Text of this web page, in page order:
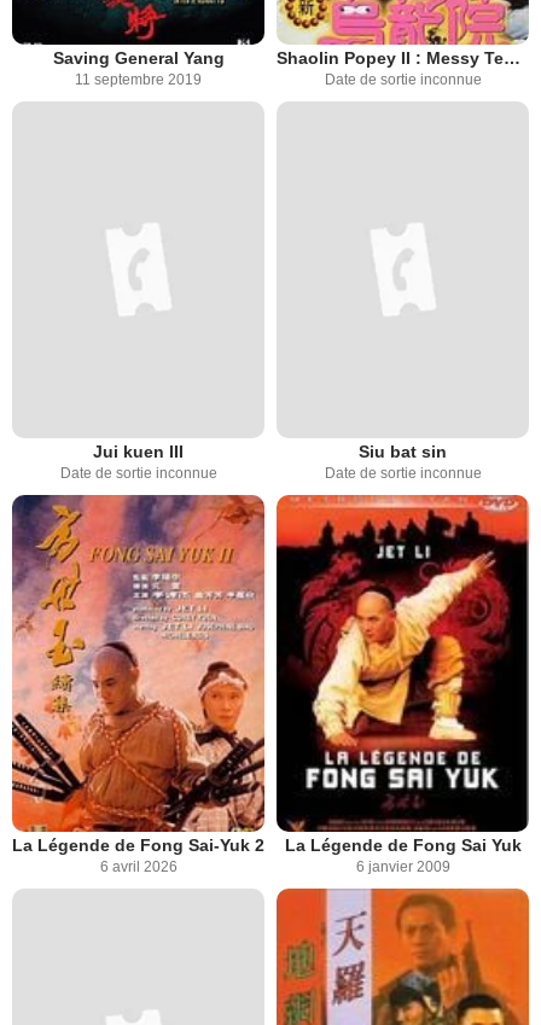
Saving General Yang
11 septembre 2019
Shaolin Popey II : Messy Temple
Date de sortie inconnue
Jui kuen III
Date de sortie inconnue
Siu bat sin
Date de sortie inconnue
La Légende de Fong Sai-Yuk 2
6 avril 2026
La Légende de Fong Sai Yuk
6 janvier 2009